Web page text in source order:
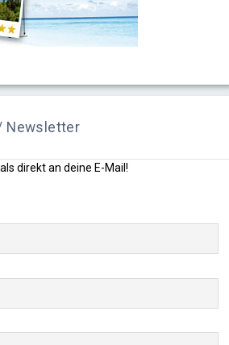
Newsletter
direkt an deine E-Mail!